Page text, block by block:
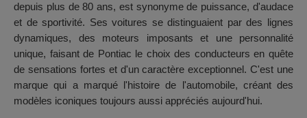
depuis plus de 80 ans, est synonyme de puissance, d'audace
et de sportivité. Ses voitures se distinguaient par des lignes
dynamiques, des moteurs imposants et une personnalité
unique, faisant de Pontiac le choix des conducteurs en quête
de sensations fortes et d'un caractère exceptionnel. C'est une
marque qui a marqué l'histoire de l'automobile, créant des
modèles iconiques toujours aussi appréciés aujourd'hui.